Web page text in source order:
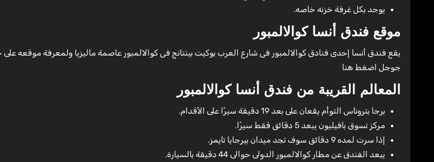
يوجد بكل غرفة خزنه خاصه.
موقع فندق أنسا كوالالمبور
يقع فندق أنسا إحدى فنادق كوالالمبور فى شارع العرب بوكيت بينتانج فى كوالالمبور عاصمة ماليزيا ولمعرفة موقعه
جوجل اضغط هنا
المعالم القريبة من فندق أنسا كوالالمبور
برجا بتروناس التوأم يقعان على بعد 19 دقيقة سيرًا على الأقدام.
مركز تسوق بافيليون يبعد 5 دقائق ققط سيرًا.
إذا سرت لمده 9 دقائق سوف تجد ميدان بيرجايا تايمز.
يبعد الفندق عن مطار كوالالمبور الدولى حوالى 44 دقيقة بالسيارة.